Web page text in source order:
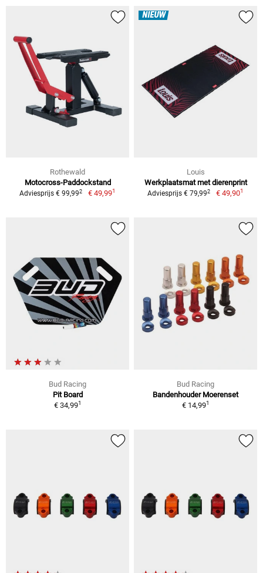
Rothewald
Motocross-Paddockstand
Adviesprijs € 99,992 € 49,991
NIEUW
Louis
Werkplaatsmat met dierenprint
Adviesprijs € 79,992 € 49,901
Bud Racing
Pit Board
€ 34,991
Bud Racing
Bandenhouder Moerenset
€ 14,991